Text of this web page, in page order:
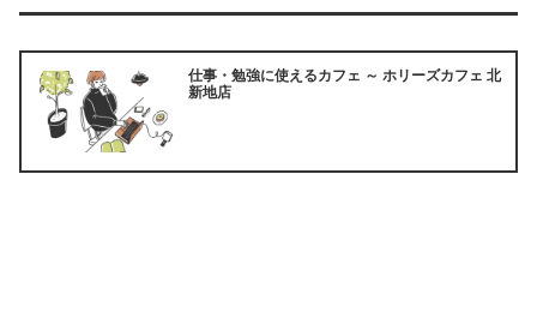
仕事・勉強に使えるカフェ ～ ホリーズカフェ 北
新地店